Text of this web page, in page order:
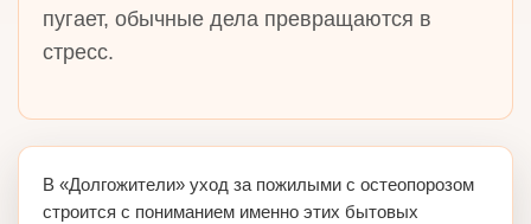
пугает, обычные дела превращаются в
стресс.
В «Долгожители» уход за пожилыми с остеопорозом
строится с пониманием именно этих бытовых